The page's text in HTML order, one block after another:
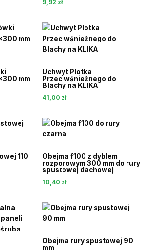
9,92 zł
mm
Uchwyt Plotka
Przeciwśnieżnego do
Blachy na KLIKA
41,00 zł
110
Obejma f100 z dyblem
rozporowym 300 mm do rury
spustowej dachowej
10,40 zł
Obejma rury spustowej 90
mm